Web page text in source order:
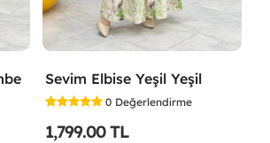
Sevim Elbise Yeşil Yeşil
0 Değerlendirme
1,799.00 TL